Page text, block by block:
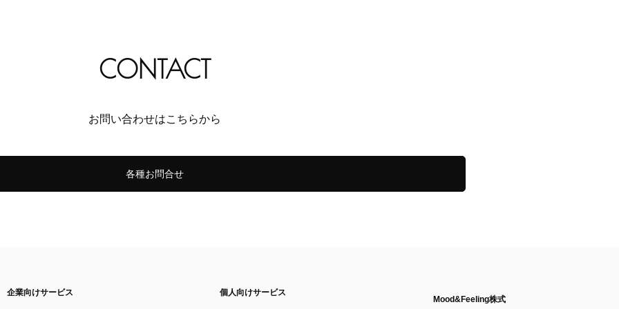
CONTACT
お問い合わせはこちらから
各種お問合せ
企業向けサービス 個人向けサービス
Mood&Feeling株式